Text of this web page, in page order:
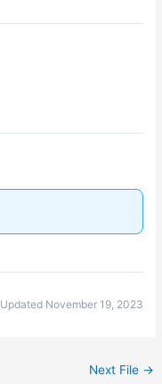
Updated November 19, 2023
Next File →